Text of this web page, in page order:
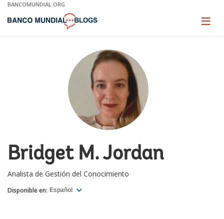
Skip
Main
BANCOMUNDIAL.ORG
Page
Bridget M. Jordan
Analista de Gestión del Conocimiento
Disponible en: Español